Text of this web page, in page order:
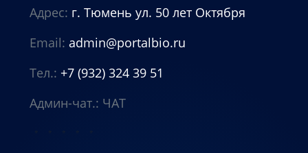
Адрес: г. Тюмень ул. 50 лет Октября
Email: admin@portalbio.ru
Тел.: +7 (932) 324 39 51
Админ-чат.: ЧАТ